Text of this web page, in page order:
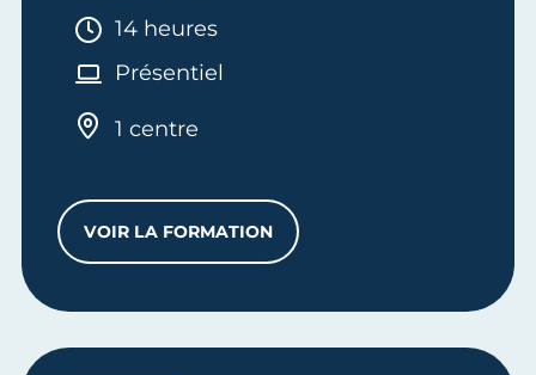
Durée :
14 heures
Présentiel
1 centre
VOIR LA FORMATION
MOBILITÉ TAXI